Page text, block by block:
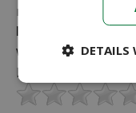
recensie over het
kg"
en maak
waarde van € 25,- !
Beoordeling:
DETAILS